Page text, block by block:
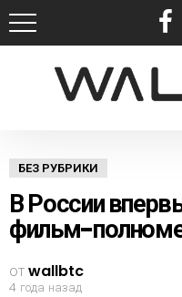
БЕЗ РУБРИКИ
В России
фильм-
отwallbtc
4 года назад